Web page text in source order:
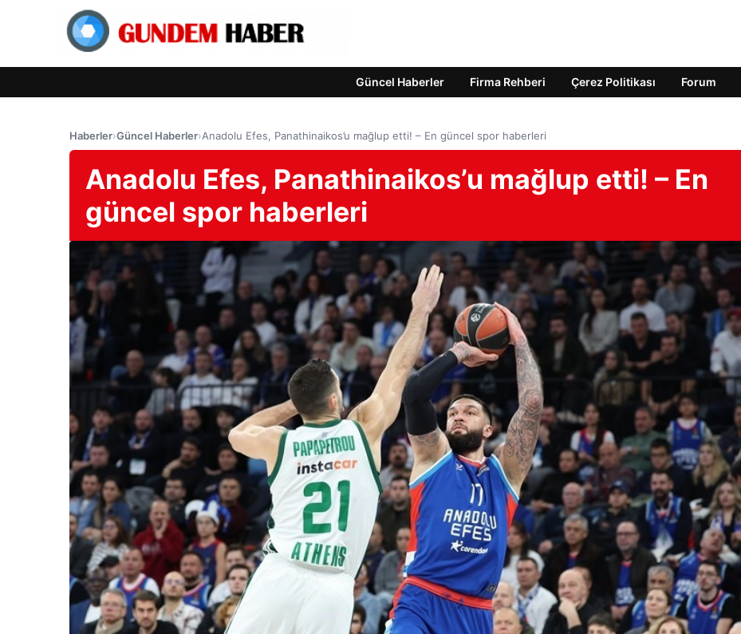
Güncel Haberler Firma Rehberi Çerez Politikası Forum
Haberler›Güncel Haberler›Anadolu Efes, Panathinaikos’u mağlup etti! – En güncel spor haberleri
Anadolu Efes, Panathinaikos’u mağlup etti! – En
güncel spor haberleri